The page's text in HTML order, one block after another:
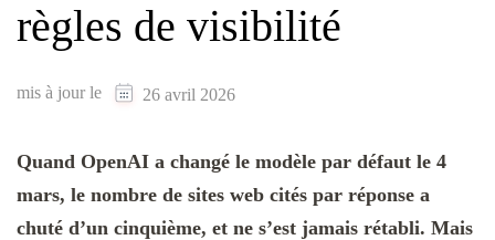
règles de visibilité
mis à jour le 26 avril 2026
Quand OpenAI a changé le modèle par défaut le 4
mars, le nombre de sites web cités par réponse a
chuté d’un cinquième, et ne s’est jamais rétabli. Mais